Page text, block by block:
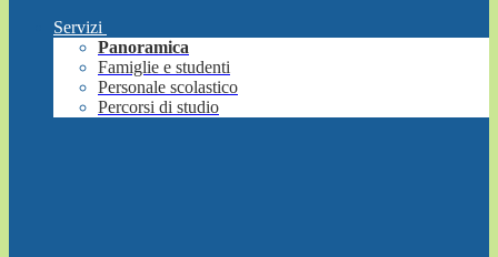
Servizi
Panoramica
Famiglie e studenti
Personale scolastico
Percorsi di studio